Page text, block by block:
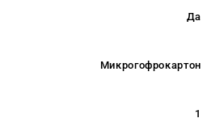
Да
Микрогофрокартон
1